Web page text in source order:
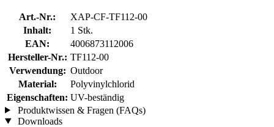
Art.-Nr.:
XAP-CF-TF112-00
Inhalt:
1 Stk.
EAN:
4006873112006
Hersteller-Nr.: TF112-00
Verwendung: Outdoor
Material:
Polyvinylchlorid
Eigenschaften: UV-beständig
Produktwissen & Fragen (FAQs)
Downloads